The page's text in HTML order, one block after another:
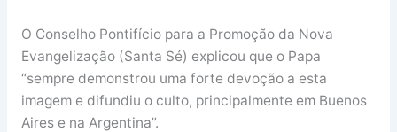
O Conselho Pontifício para a Promoção da Nova
Evangelização (Santa Sé) explicou que o Papa
“sempre demonstrou uma forte devoção a esta
imagem e difundiu o culto, principalmente em Buenos
Aires e na Argentina”.